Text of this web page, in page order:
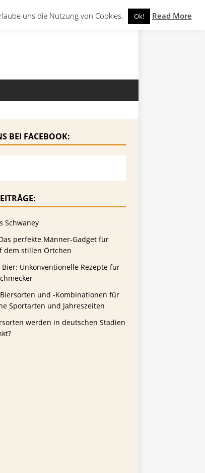
BEI FACEBOOK:
Schwaney
perfekte Männer-Gadget für
dem stillen Örtchen
Unkonventionelle Rezepte für
und -Kombinationen für
Sportarten und Jahreszeiten
werden in deutschen Stadien
uns die Nutzung von Cookies. Ok! Read More